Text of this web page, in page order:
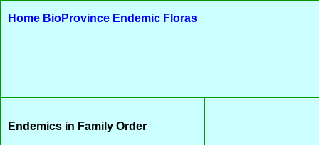
Home BioProvince Endemic Floras
Endemics in Family Order